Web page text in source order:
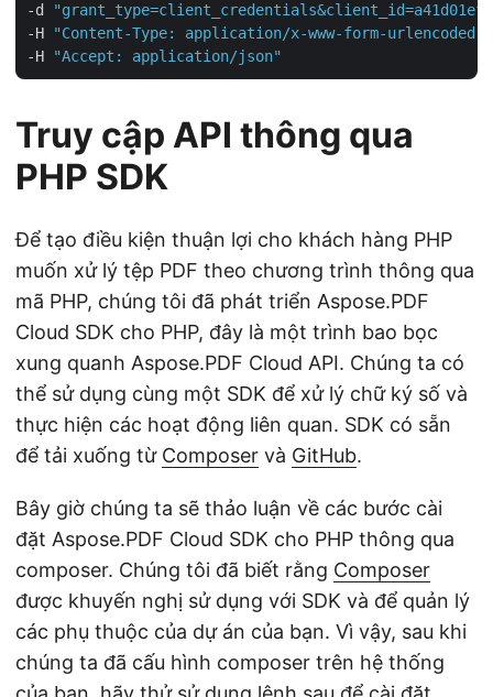
-d
"grant_type=client_credentials&client_id=a41d01ef-
-H
"Content-Type: application/x-www-form-urlencoded"
-H
"Accept: application/json"
Truy cập API thông qua
PHP SDK
Để tạo điều kiện thuận lợi cho khách hàng PHP
muốn xử lý tệp PDF theo chương trình thông qua
mã PHP, chúng tôi đã phát triển Aspose.PDF
Cloud SDK cho PHP, đây là một trình bao bọc
xung quanh Aspose.PDF Cloud API. Chúng ta có
thể sử dụng cùng một SDK để xử lý chữ ký số và
thực hiện các hoạt động liên quan. SDK có sẵn
để tải xuống từ Composer và GitHub.
Bây giờ chúng ta sẽ thảo luận về các bước cài
đặt Aspose.PDF Cloud SDK cho PHP thông qua
composer. Chúng tôi đã biết rằng Composer
được khuyến nghị sử dụng với SDK và để quản lý
các phụ thuộc của dự án của bạn. Vì vậy, sau khi
chúng ta đã cấu hình composer trên hệ thống